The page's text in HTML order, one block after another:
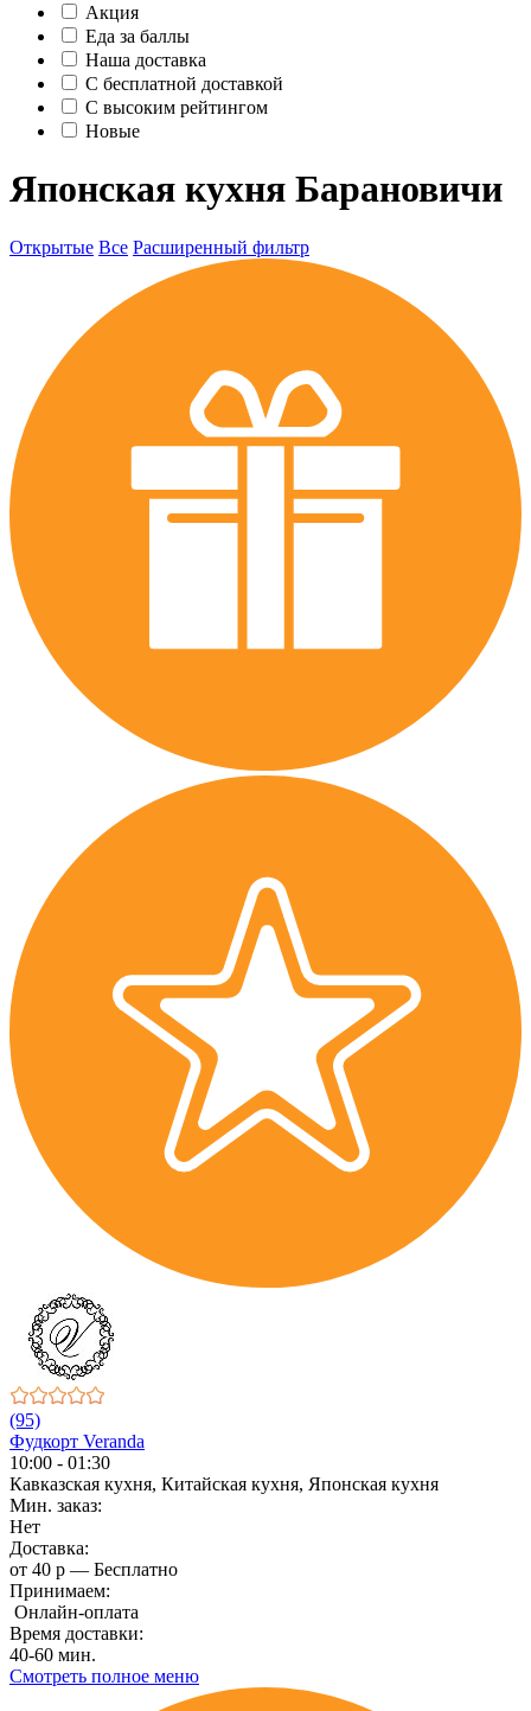
Акция
Еда за баллы
Наша доставка
C бесплатной доставкой
С высоким рейтингом
Новые
Японская кухня Барановичи
Открытые Все Расширенный фильтр
(95)
Фудкорт Veranda
10:00 - 01:30
Кавказская кухня, Китайская кухня, Японская кухня
Мин. заказ:
Нет
Доставка:
от 40 р — Бесплатно
Принимаем:
Онлайн-оплата
Время доставки:
40-60 мин.
Смотреть полное меню